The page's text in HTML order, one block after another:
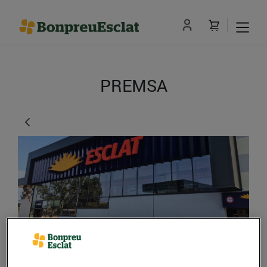
PREMSA
Nou supermercat Esclat